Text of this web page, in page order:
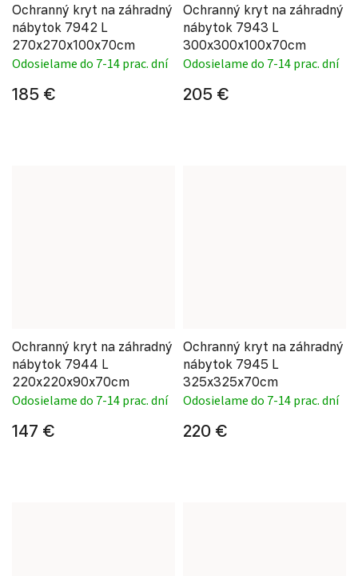
Ochranný kryt na záhradný
nábytok 7942 L
270x270x100x70cm
Odosielame do 7-14 prac. dní
185 €
Ochranný kryt na záhradný
nábytok 7943 L
300x300x100x70cm
Odosielame do 7-14 prac. dní
205 €
Ochranný kryt na záhradný
nábytok 7944 L
220x220x90x70cm
Odosielame do 7-14 prac. dní
147 €
Ochranný kryt na záhradný
nábytok 7945 L
325x325x70cm
Odosielame do 7-14 prac. dní
220 €